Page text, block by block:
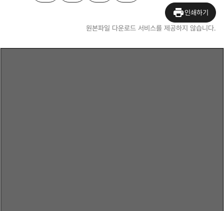
인쇄하기
원본파일 다운로드 서비스를 제공하지 않습니다.